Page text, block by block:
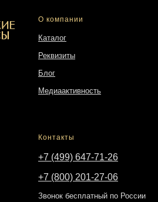
О компании
Каталог
Реквизиты
Блог
Медиаактивность
Контакты
+7 (499) 647-71-26
+7 (800) 201-27-06
Звонок бесплатный по России